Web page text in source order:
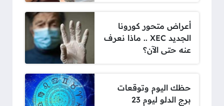
أعراض متحور كورونا
الجديد XEC .. ماذا نعرف
عنه حتى الآن؟
حظك اليوم وتوقعات
برج الدلو ليوم 23